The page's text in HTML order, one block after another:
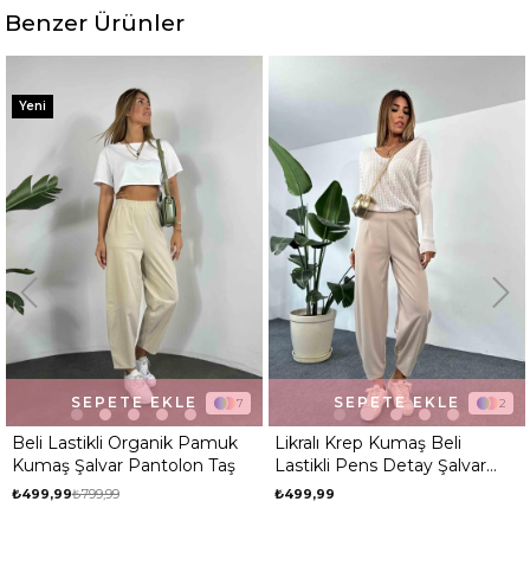
Benzer Ürünler
7
Beli Lastikli Organik Pamuk
Kumaş Şalvar Pantolon Taş
₺499,99₺799,99
SEPETE EKLE
Yeni
2
Likralı Krep Kumaş Beli
Lastikli Pens Detay Şalvar
Pantolon Taş
₺499,99
SEPETE EKLE